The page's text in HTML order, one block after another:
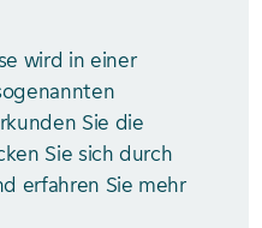
wird in einer
Sie die
Sie sich durch
erfahren Sie mehr